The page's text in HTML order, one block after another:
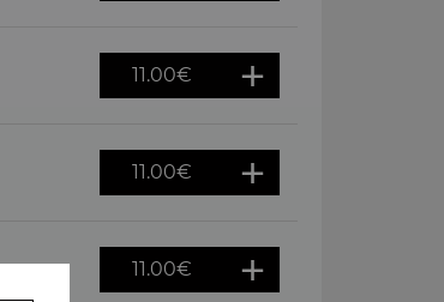
11.00€
11.00€
11.00€